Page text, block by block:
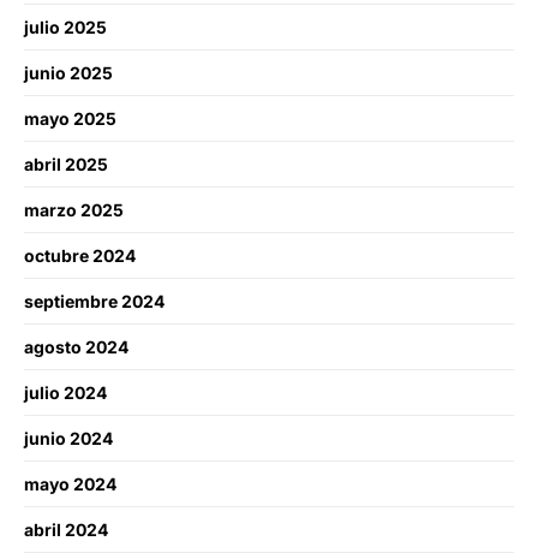
julio 2025
junio 2025
mayo 2025
abril 2025
marzo 2025
octubre 2024
septiembre 2024
agosto 2024
julio 2024
junio 2024
mayo 2024
abril 2024